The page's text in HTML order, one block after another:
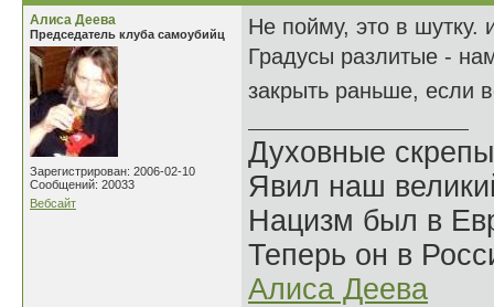
Алиса Деева
Председатель клуба самоубийц
Зарегистрирован: 2006-02-10
Сообщений: 20033
Вебсайт
Не пойму, это в шутку.
Градусы разлитые -
закрыть раньше, если
Духовные
Явил наш
Нацизм был в
Теперь он в
Алиса Деева